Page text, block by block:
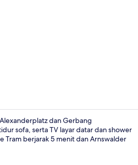
dan Gerbang
sofa, serta TV layar datar dan shower
Tram berjarak 5 menit dan Arnswalder